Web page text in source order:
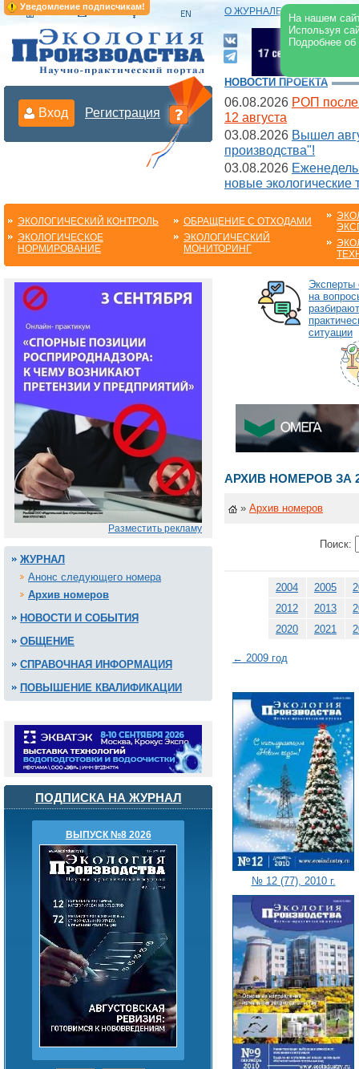
Уведомление подписчикам!
На нашем
Используя
Подробнее
О ЖУРНАЛЕ |
Вход Регистрация
НОВОСТИ ПРОЕКТА
06.08.2026 РОП после
12 августа
03.08.2026 Вышел
производства"!
03.08.2026
новые экологические
ЭКОЛОГИЧЕСКИЙ КОНТРОЛЬ
ЭКОЛОГИЧЕСКОЕ
НОРМИРОВАНИЕ
ОБРАЩЕНИЕ С ОТХОДАМИ
ЭКОЛОГИЧЕСКИЙ
МОНИТОРИНГ
Разместить рекламу
ЖУРНАЛ
Анонс следующего номера
Архив номеров
НОВОСТИ И СОБЫТИЯ
ОБЩЕНИЕ
СПРАВОЧНАЯ ИНФОРМАЦИЯ
ПОВЫШЕНИЕ КВАЛИФИКАЦИИ
ПОДПИСКА НА ЖУРНАЛ
ВЫПУСК №8 2026
Эксперты
на
разбирают
ситуации
АРХИВ НОМЕРОВ ЗА
» Архив номеров
Поиск:
2004 2005
2012
2013
2020
2021
← 2009 год
№ 12 (77), 2010 г.